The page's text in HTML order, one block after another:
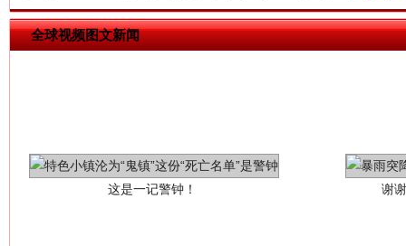
全球视频图文新闻
这是一记警钟！ 谢